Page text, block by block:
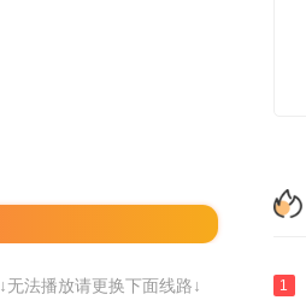
↓无法播放请更换下面线路↓ 1